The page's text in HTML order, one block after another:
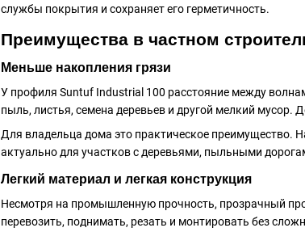
службы покрытия и сохраняет его герметичность.
Преимущества в частном
Меньше накопления грязи
У профиля Suntuf Industrial 100 расстояние между
пыль, листья, семена деревьев и другой мелкий мусор.
Для владельца дома это практическое преимущество.
актуально для участков с деревьями, пыльными
Легкий материал и легкая конструкция
Несмотря на промышленную прочность, прозрачный
перевозить, поднимать, резать и монтировать без